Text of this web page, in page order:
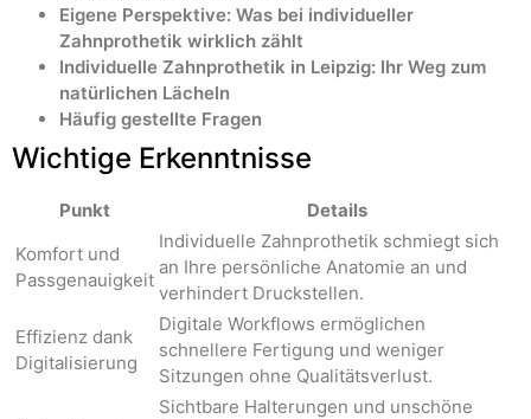
Eigene Perspektive: Was bei individueller
Zahnprothetik wirklich zählt
Individuelle Zahnprothetik in Leipzig: Ihr Weg zum
natürlichen Lächeln
Häufig gestellte Fragen
Wichtige Erkenntnisse
Punkt
Details
Komfort und
Passgenauigkeit
Individuelle Zahnprothetik schmiegt sich
an Ihre persönliche Anatomie an und
verhindert Druckstellen.
Effizienz dank
Digitalisierung
Digitale Workflows ermöglichen
schnellere Fertigung und weniger
Sitzungen ohne Qualitätsverlust.
Sichtbare Halterungen und unschöne